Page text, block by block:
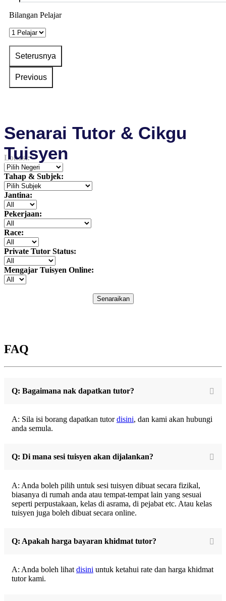
Bilangan Pelajar
Senarai Tutor & Cikgu
Tuisyen
Lokasi:
Tahap & Subjek:
Jantina:
Pekerjaan:
Race:
Private Tutor Status:
Mengajar Tuisyen Online:
Senaraikan
FAQ
Q: Bagaimana nak dapatkan tutor?
A: Sila isi borang dapatkan tutordisini, dan kami akan hubungi
anda semula.
Q: Di mana sesi tuisyen akan dijalankan?
A: Anda boleh pilih untuk sesi tuisyen dibuat secara fizikal,
biasanya di rumah anda atau tempat-tempat lain yang sesuai
seperti perpustakaan, kelas di asrama, di pejabat etc. Atau kelas
tuisyen juga boleh dibuat secara online.
Q: Apakah harga bayaran khidmat tutor?
A: Anda boleh lihat disini untuk ketahui rate dan harga khidmat
tutor kami.